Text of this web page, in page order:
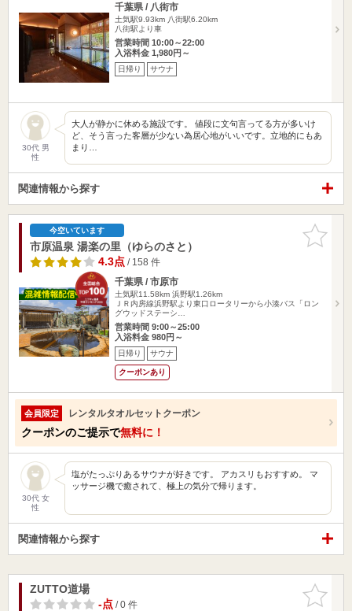
千葉県 / 八街市
土気駅9.93km 八街駅6.20km
八街駅より車
営業時間 10:00～22:00
入浴料金 1,980円～
日帰り サウナ
30代 男
性
大人が静かに休める施設です。 値段に文句言ってる方が多いけ
ど、そう言った客層が少ない為居心地がいいです。立地的にもあ
まり…
関連情報から探す
お気に入
りに追加
今空いています
市原温泉 湯楽の里（ゆらのさと）
4.3点/ 158 件
千葉県 / 市原市
土気駅11.58km 浜野駅1.26km
ＪＲ内房線浜野駅より東口ロータリーから小湊バス「ロン
グウッドステーシ…
営業時間 9:00～25:00
入浴料金 980円～
日帰り サウナ
クーポンあり
会員限定 レンタルタオルセットクーポン
クーポンのご提示で無料に！
30代 女
性
塩がたっぷりあるサウナが好きです。 アカスリもおすすめ。 マ
ッサージ機で癒されて、極上の気分で帰ります。
関連情報から探す
お気に入
りに追加
ZUTTO道場
-点/ 0 件